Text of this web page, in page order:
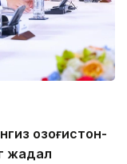
Қозоғистон-
жадал